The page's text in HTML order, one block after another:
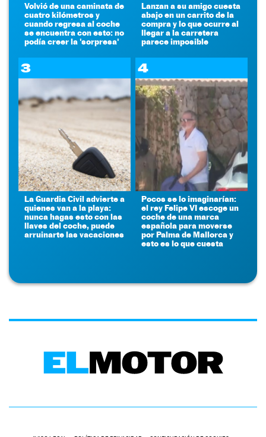
Volvió de una caminata de
cuatro kilómetros y
cuando regresa al coche
se encuentra con esto: no
podía creer la 'sorpresa'
Lanzan a su amigo cuesta
abajo en un carrito de la
compra y lo que ocurre al
llegar a la carretera
parece imposible
3
La Guardia Civil advierte a
quienes van a la playa:
nunca hagas esto con las
llaves del coche, puede
arruinarte las vacaciones
4
Pocos se lo imaginarían:
el rey Felipe VI escoge un
coche de una marca
española para moverse
por Palma de Mallorca y
esto es lo que cuesta